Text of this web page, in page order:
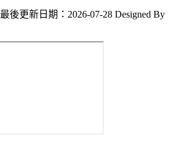
最後更新日期：2026-07-28 Designed By